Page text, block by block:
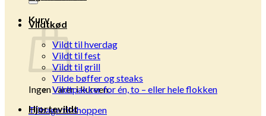
Kurv
Ingen varer i kurven.
Tilbage til shoppen
Vildtkød
Vildt til hverdag
Vildt til fest
Vildt til grill
Vilde bøffer og steaks
Vildtpakker for én, to – eller hele flokken
Hjortevildt